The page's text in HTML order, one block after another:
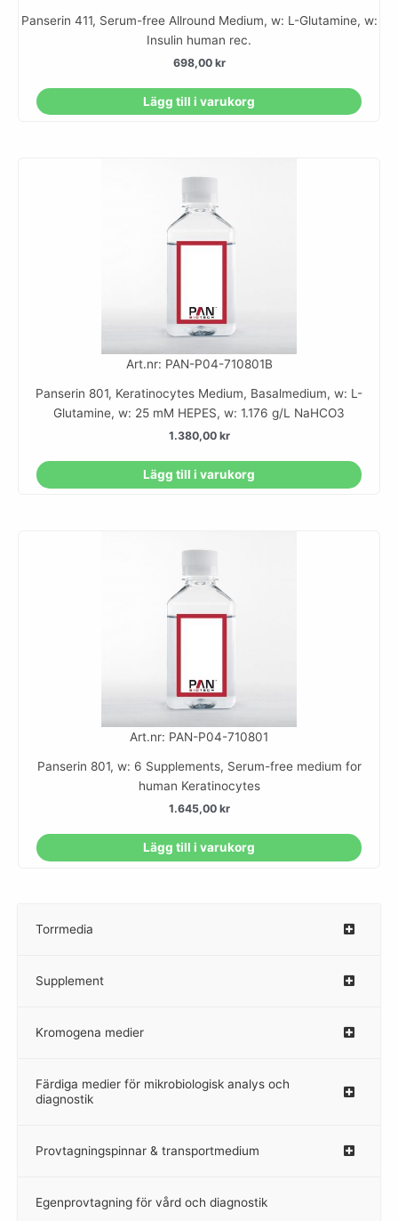
Panserin 411, Serum-free Allround Medium, w: L-Glutamine, w:
Insulin human rec.
698,00 kr
Lägg till i varukorg
Art.nr: PAN-P04-710801B
Panserin 801, Keratinocytes Medium, Basalmedium, w: L-
Glutamine, w: 25 mM HEPES, w: 1.176 g/L NaHCO3
1.380,00 kr
Lägg till i varukorg
Art.nr: PAN-P04-710801
Panserin 801, w: 6 Supplements, Serum-free medium for
human Keratinocytes
1.645,00 kr
Lägg till i varukorg
Torrmedia
–
Supplement
–
Kromogena medier
–
Färdiga medier för mikrobiologisk analys och
diagnostik
Provtagningspinnar & transportmedium
–
Egenprovtagning för vård och diagnostik
–